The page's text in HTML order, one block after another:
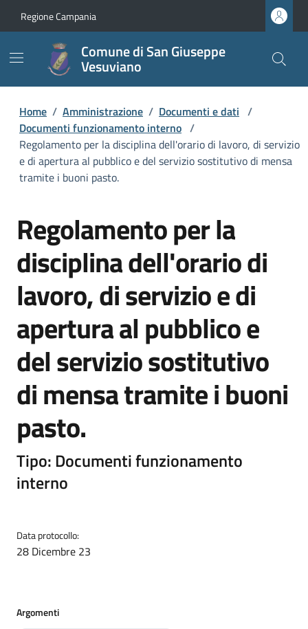
Regione Campania
Comune di San Giuseppe
Vesuviano
Home / Amministrazione / Documenti e dati /
Documenti funzionamento interno /
Regolamento per la disciplina dell'orario di lavoro, di servizio
e di apertura al pubblico e del servizio sostitutivo di mensa
tramite i buoni pasto.
Regolamento per la
disciplina dell'orario di
lavoro, di servizio e di
apertura al pubblico e
del servizio sostitutivo
di mensa tramite i buoni
pasto.
Tipo: Documenti funzionamento
interno
Data protocollo:
28 Dicembre 23
Argomenti